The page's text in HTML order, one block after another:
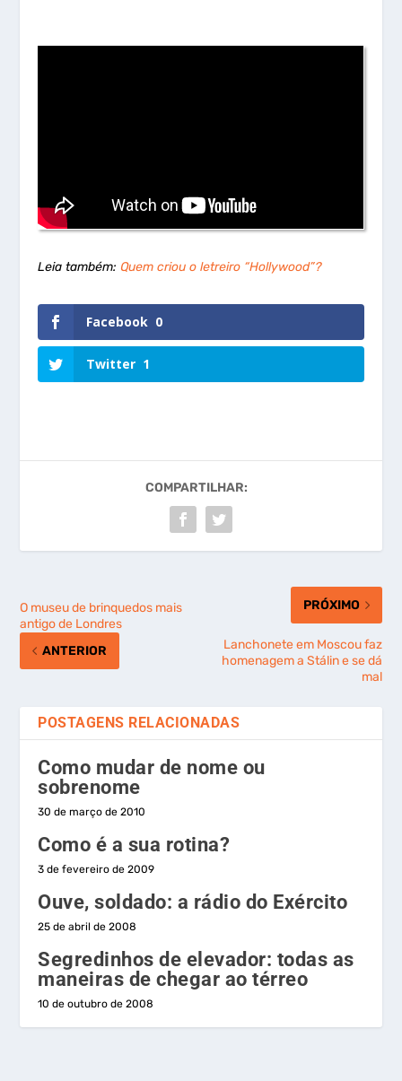
Leia também: Quem criou o letreiro “Hollywood”?
Facebook 0
Twitter 1
COMPARTILHAR:
O museu de brinquedos mais
antigo de Londres
ANTERIOR
PRÓXIMO
Lanchonete em Moscou faz
homenagem a Stálin e se dá
mal
POSTAGENS RELACIONADAS
Como mudar de nome ou
sobrenome
30 de março de 2010
Como é a sua rotina?
3 de fevereiro de 2009
Ouve, soldado: a rádio do Exército
25 de abril de 2008
Segredinhos de elevador: todas as
maneiras de chegar ao térreo
10 de outubro de 2008